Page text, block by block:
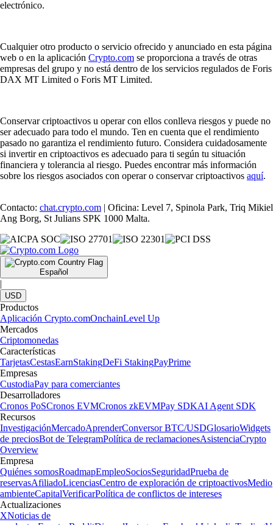
electrónico.
Cualquier otro producto o servicio ofrecido y anunciado en esta página
web o en la aplicación Crypto.com se proporciona a través de otras
empresas del grupo y no está dentro de los servicios regulados de Foris
DAX MT Limited o Foris MT Limited.
Conservar criptoactivos u operar con ellos conlleva riesgos y puede no
ser adecuado para todo el mundo. Ten en cuenta que el rendimiento
pasado no garantiza el rendimiento futuro. Considera cuidadosamente
si invertir en criptoactivos es adecuado para ti según tu situación
financiera y tolerancia al riesgo. Puedes encontrar más información
sobre los riesgos asociados con operar o conservar criptoactivos aquí.
Contacto: chat.crypto.com | Oficina: Level 7, Spinola Park, Triq Mikiel
Ang Borg, St Julians SPK 1000 Malta.
Español
|
USD
Productos
Aplicación Crypto.comOnchainLevel Up
Mercados
Criptomonedas
Características
TarjetasCestasEarnStakingDeFi StakingPayPrime
Empresas
CustodiaPay para comerciantes
Desarrolladores
Cronos PoSCronos EVMCronos zkEVMPay SDKAI Agent SDK
Recursos
InvestigaciónMercadoAprenderConversor BTC/USDGlosarioWidgets
de preciosBot de TelegramPolítica de reclamacionesAsistenciaCrypto
Overview
Empresa
Quiénes somosRoadmapEmpleoSociosSeguridadPrueba de
reservasAfiliadoLicenciasCentro de exploración de criptoactivosMedio
ambienteCapitalVerificarPolítica de conflictos de intereses
Actualizaciones
XNoticias de